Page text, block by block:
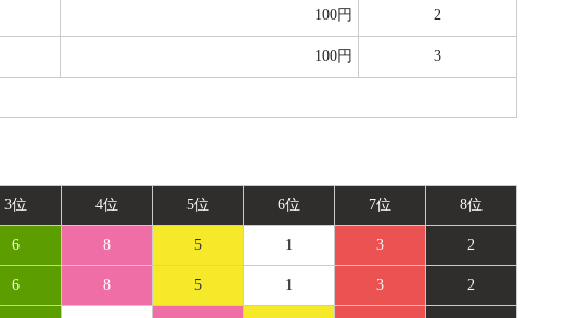
100円 2
100円 3
3位 4位 5位 6位 7位 8位
6 8 5 1 3 2
6 8 5 1 3 2